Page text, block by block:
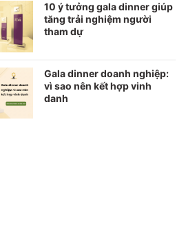
10 ý tưởng gala dinner giúp
tăng trải nghiệm người
tham dự
Gala dinner doanh nghiệp:
vì sao nên kết hợp vinh
danh